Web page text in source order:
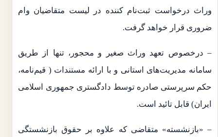
وراث درخواست ثبت‌نام کننده در لیست متقاضیان وام
ضروری قرار خواهد گرفت.
– درخصوص تعهد وراث صغیر و محجور، تنها از طریق
سامانه مدیریت‌های استانی و با ارائه مستندات ( قیم‌نامه،
حکم سرپرستی صادره توسط دادگستری جمهوری اسلامی
ایران) قابل تائید است.
– «بازنشسته» متقاضی که علاوه بر حقوق بازنشستگی